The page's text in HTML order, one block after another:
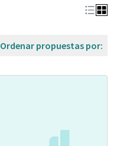
Ordenar propuestas por: